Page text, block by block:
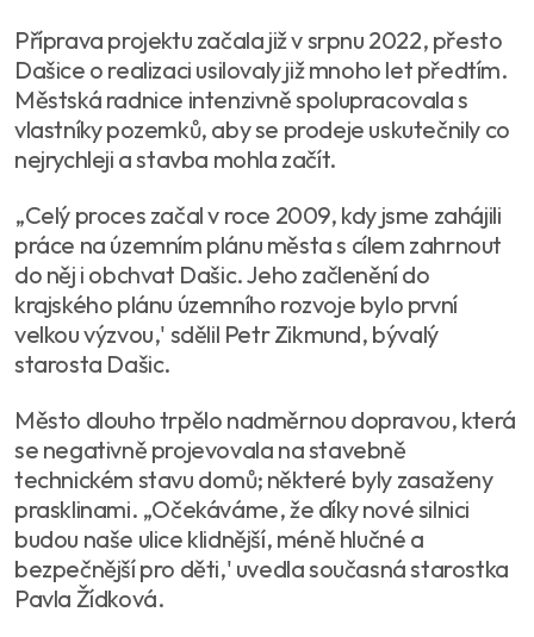
Příprava projektu začala již v srpnu 2022, přesto
Dašice o realizaci usilovaly již mnoho let předtím.
Městská radnice intenzivně spolupracovala s
vlastníky pozemků, aby se prodeje uskutečnily co
nejrychleji a stavba mohla začít.
„Celý proces začal v roce 2009, kdy jsme zahájili
práce na územním plánu města s cílem zahrnout
do něj i obchvat Dašic. Jeho začlenění do
krajského plánu územního rozvoje bylo první
velkou výzvou,' sdělil Petr Zikmund, bývalý
starosta Dašic.
Město dlouho trpělo nadměrnou dopravou, která
se negativně projevovala na stavebně
technickém stavu domů; některé byly zasaženy
prasklinami. „Očekáváme, že díky nové silnici
budou naše ulice klidnější, méně hlučné a
bezpečnější pro děti,' uvedla současná starostka
Pavla Žídková.